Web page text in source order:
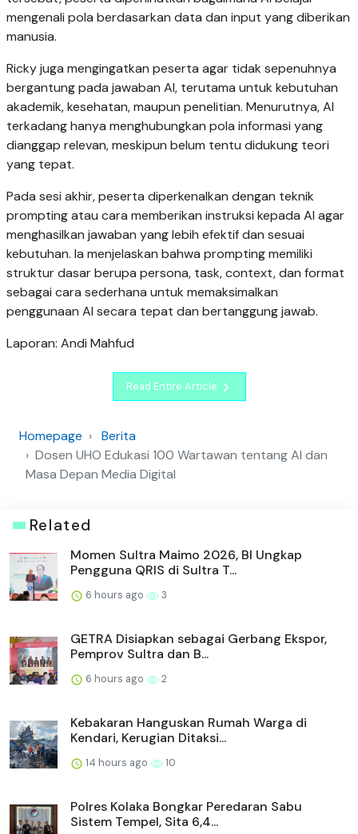
mengenali pola berdasarkan data dan input yang diberikan
manusia.
Ricky juga mengingatkan peserta agar tidak sepenuhnya
bergantung pada jawaban AI, terutama untuk kebutuhan
akademik, kesehatan, maupun penelitian. Menurutnya, AI
terkadang hanya menghubungkan pola informasi yang
dianggap relevan, meskipun belum tentu didukung teori
yang tepat.
Pada sesi akhir, peserta diperkenalkan dengan teknik
prompting atau cara memberikan instruksi kepada AI agar
menghasilkan jawaban yang lebih efektif dan sesuai
kebutuhan. Ia menjelaskan bahwa prompting memiliki
struktur dasar berupa persona, task, context, dan format
sebagai cara sederhana untuk memaksimalkan
penggunaan AI secara tepat dan bertanggung jawab.
Laporan: Andi Mahfud
Read Entire Article
Homepage
Berita
Dosen UHO Edukasi 100 Wartawan tentang AI dan
Masa Depan Media Digital
Related
Momen Sultra Maimo 2026, BI Ungkap
Pengguna QRIS di Sultra T...
6 hours ago 3
GETRA Disiapkan sebagai Gerbang Ekspor,
Pemprov Sultra dan B...
6 hours ago 2
Kebakaran Hanguskan Rumah Warga di
Kendari, Kerugian Ditaksi...
14 hours ago 10
Polres Kolaka Bongkar Peredaran Sabu
Sistem Tempel, Sita 6,4...